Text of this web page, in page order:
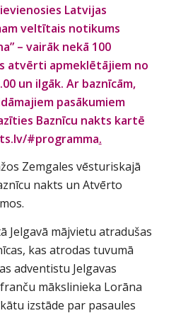
Latvijas
veltītais notikums
– vairāk nekā 100
atvērti apmeklētājiem no
un ilgāk. Ar baznīcām,
pasākumiem
Baznīcu nakts kartē
#programma.
Zemgales vēsturiskajā
nakts un Atvērto
Jelgavā mājvietu atradušas
kas atrodas tuvumā
adventistu Jelgavas
mākslinieka Lorāna
izstāde par pasaules